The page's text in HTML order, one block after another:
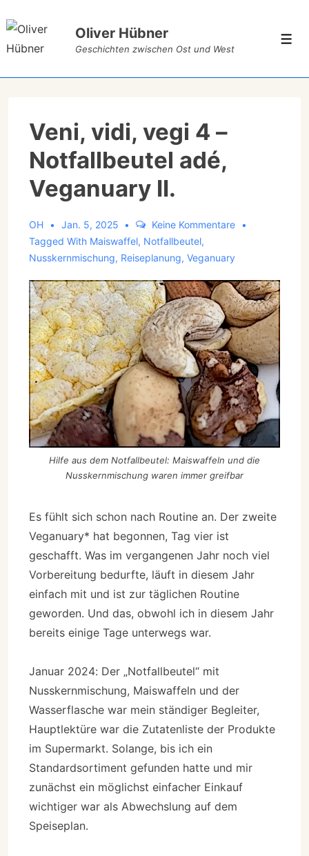
Oliver Hübner
Geschichten zwischen Ost und West
Veni, vidi, vegi 4 –
Notfallbeutel adé,
Veganuary II.
OH Jan. 5, 2025
Keine Kommentare
Tagged With Maiswaffel, Notfallbeutel,
Nusskernmischung, Reiseplanung, Veganuary
Hilfe aus dem Notfallbeutel: Maiswaffeln und die
Nusskernmischung waren immer greifbar
Es fühlt sich schon nach Routine an. Der zweite
Veganuary* hat begonnen, Tag vier ist
geschafft. Was im vergangenen Jahr noch viel
Vorbereitung bedurfte, läuft in diesem Jahr
einfach mit und ist zur täglichen Routine
geworden. Und das, obwohl ich in diesem Jahr
bereits einige Tage unterwegs war.
Januar 2024: Der „Notfallbeutel“ mit
Nusskernmischung, Maiswaffeln und der
Wasserflasche war mein ständiger Begleiter,
Hauptlektüre war die Zutatenliste der Produkte
im Supermarkt. Solange, bis ich ein
Standardsortiment gefunden hatte und mir
zunächst ein möglichst einfacher Einkauf
wichtiger war als Abwechslung auf dem
Speiseplan.